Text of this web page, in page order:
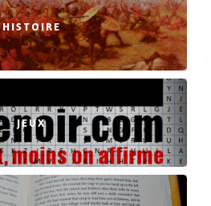
HISTOIRE
JEUX